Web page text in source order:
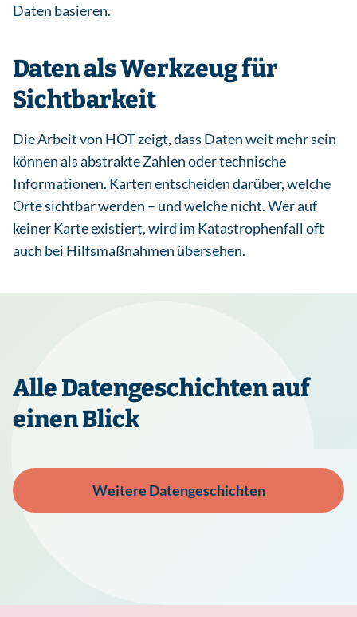
Daten basieren.
Daten als Werkzeug für
Sichtbarkeit
Die Arbeit von HOT zeigt, dass Daten weit mehr sein
können als abstrakte Zahlen oder technische
Informationen. Karten entscheiden darüber, welche
Orte sichtbar werden – und welche nicht. Wer auf
keiner Karte existiert, wird im Katastrophenfall oft
auch bei Hilfsmaßnahmen übersehen.
Alle Datengeschichten auf
einen Blick
Weitere Datengeschichten